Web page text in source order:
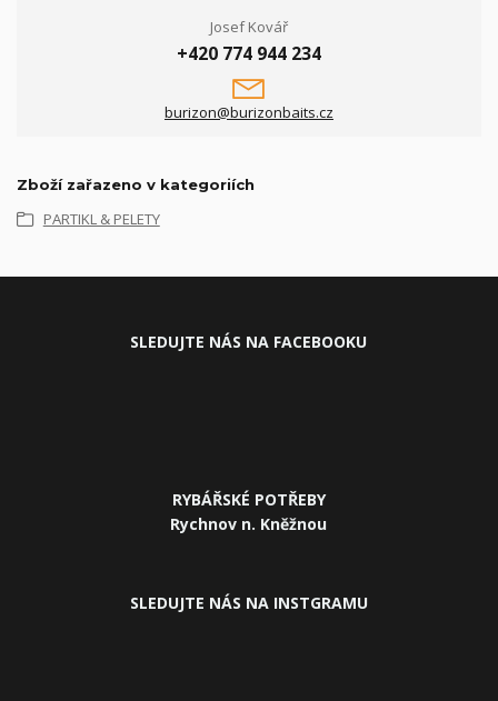
Josef Kovář
+420 774 944 234
burizon@burizonbaits.cz
Zboží zařazeno v kategoriích
PARTIKL & PELETY
SLEDUJTE NÁS NA FACEBOOKU
RYBÁŘSKÉ POTŘEBY
Rychnov n. Kněžnou
SLEDUJTE NÁS NA INSTGRAMU